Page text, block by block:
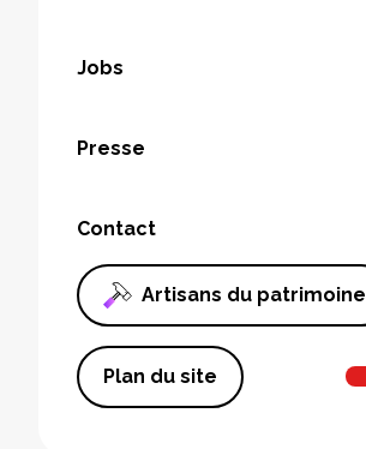
Jobs
Presse
Contact
Artisans du patrimoine
Plan du site